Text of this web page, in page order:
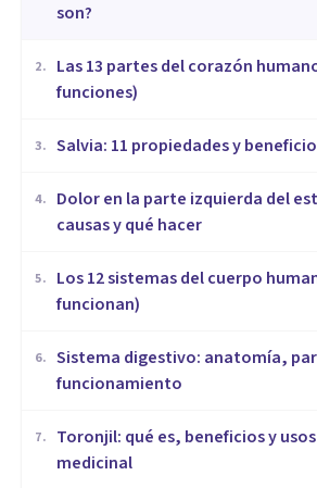
son?
2.
Las 13 partes del corazón
funciones)
3. Salvia: 11 propiedades y
4.
Dolor en la parte izquierda del
causas y qué hacer
5.
Los 12 sistemas del cuerpo
funcionan)
6. Sistema digestivo: anatomía,
funcionamiento
7.
Toronjil: qué es, beneficios y
medicinal